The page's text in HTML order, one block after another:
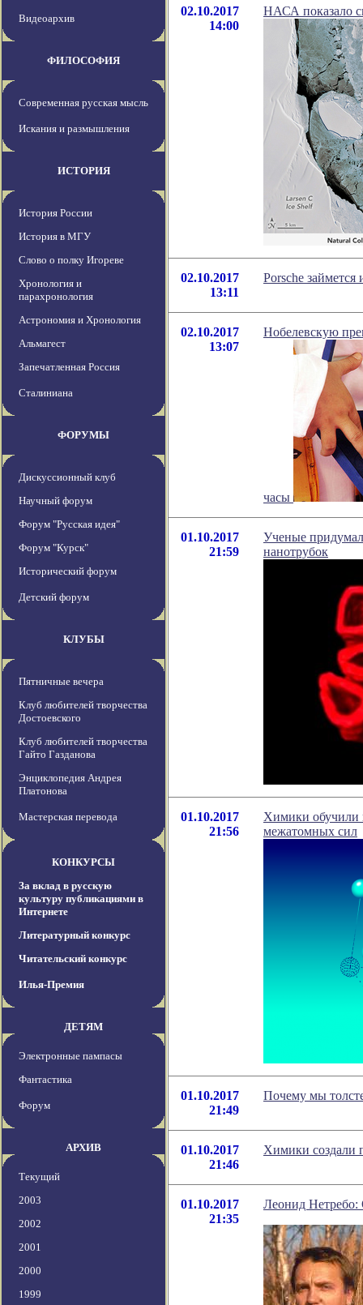
Видеоархив
ФИЛОСОФИЯ
Современная русская мысль
Искания и размышления
ИСТОРИЯ
История России
История в МГУ
Слово о полку Игореве
Хронология и
парахронология
Астрономия и Хронология
Альмагест
Запечатленная Россия
Сталиниана
ФОРУМЫ
Дискуссионный клуб
Научный форум
Форум "Русская идея"
Форум "Курск"
Исторический форум
Детский форум
КЛУБЫ
Пятничные вечера
Клуб любителей творчества
Достоевского
Клуб любителей творчества
Гайто Газданова
Энциклопедия Андрея
Платонова
Мастерская перевода
КОНКУРСЫ
За вклад в русскую
культуру публикациями в
Интернете
Литературный конкурс
Читательский конкурс
Илья-Премия
ДЕТЯМ
Электронные пампасы
Фантастика
Форум
АРХИВ
Текущий
2003
2002
2001
2000
1999
02.10.2017
14:00
НАСА показало
02.10.2017
13:11
Porsche
02.10.2017
13:07
Нобелевскую
часы
01.10.2017
21:59
Ученые
нанотрубок
01.10.2017
21:56
Химики обучили
межатомных сил
01.10.2017
21:49
Почему мы
01.10.2017
21:46
Химики создали
01.10.2017
21:35
Леонид Нетребо: